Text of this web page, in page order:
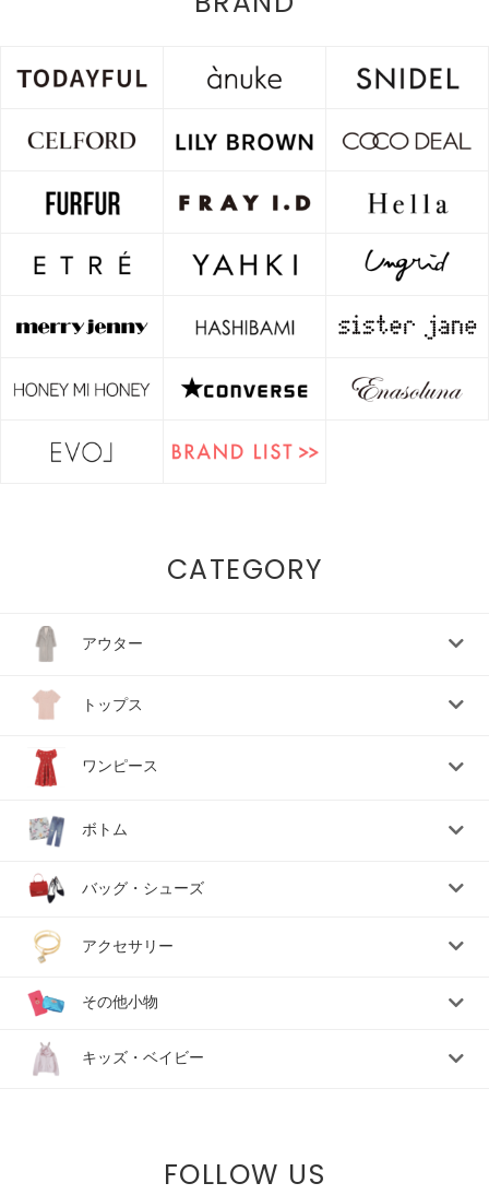
CATEGORY
アウター
トップス
ワンピース
ボトム
バッグ・シューズ
アクセサリー
その他小物
キッズ・ベイビー
FOLLOW US